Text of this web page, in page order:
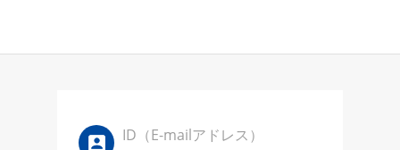
ID（E-mailアドレス）